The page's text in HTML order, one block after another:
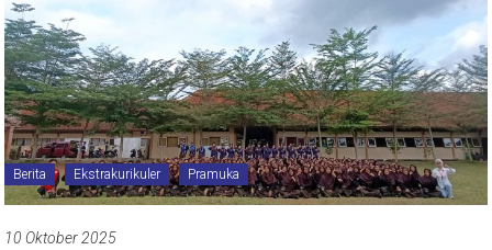
Berita Ekstrakurikuler Pramuka
10 Oktober 2025